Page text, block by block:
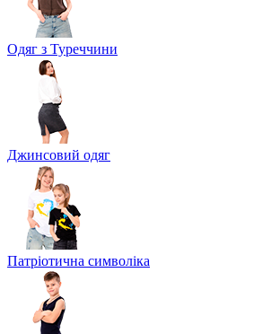
Одяг з Туреччини
Джинсовий одяг
Патріотична символіка